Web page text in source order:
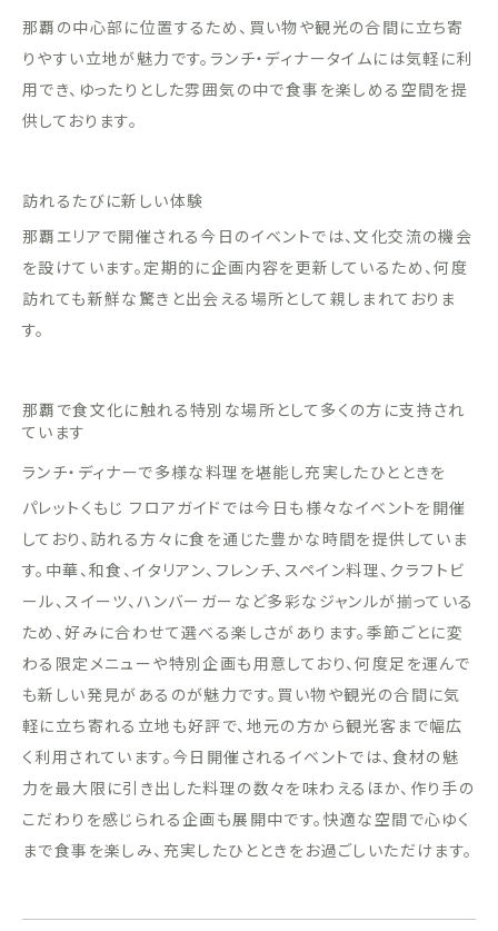
那覇の中心部に位置するため、買い物や観光の合間に立ち寄
りやすい立地が魅力です。ランチ・ディナータイムには気軽に利
用でき、ゆったりとした雰囲気の中で食事を楽しめる空間を提
供しております。
訪れるたびに新しい体験
那覇エリアで開催される今日のイベントでは、文化交流の機会
を設けています。定期的に企画内容を更新しているため、何度
訪れても新鮮な驚きと出会える場所として親しまれておりま
す。
那覇で食文化に触れる特別な場所として多くの方に支持され
ています
ランチ・ディナーで多様な料理を堪能し充実したひとときを
パレットくもじ フロアガイドでは今日も様々なイベントを開催
しており、訪れる方々に食を通じた豊かな時間を提供していま
す。中華、和食、イタリアン、フレンチ、スペイン料理、クラフトビ
ール、スイーツ、ハンバーガーなど多彩なジャンルが揃っている
ため、好みに合わせて選べる楽しさがあります。季節ごとに変
わる限定メニューや特別企画も用意しており、何度足を運んで
も新しい発見があるのが魅力です。買い物や観光の合間に気
軽に立ち寄れる立地も好評で、地元の方から観光客まで幅広
く利用されています。今日開催されるイベントでは、食材の魅
力を最大限に引き出した料理の数々を味わえるほか、作り手の
こだわりを感じられる企画も展開中です。快適な空間で心ゆく
まで食事を楽しみ、充実したひとときをお過ごしいただけます。